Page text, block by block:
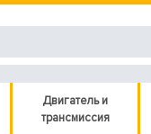
Двигатель и
трансмиссия